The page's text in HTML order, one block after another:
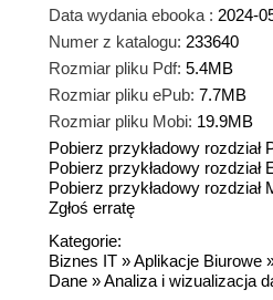
Data wydania ebooka : 2024-
Numer z katalogu: 233640
Rozmiar pliku Pdf: 5.4MB
Rozmiar pliku ePub: 7.7MB
Rozmiar pliku Mobi: 19.9MB
Pobierz przykładowy rozdział
Pobierz przykładowy rozdział
Pobierz przykładowy rozdział
Zgłoś erratę
Kategorie:
Biznes IT »Aplikacje Biurowe
Dane »Analiza i wizualizacja